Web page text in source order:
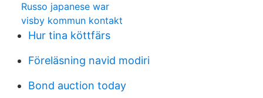
Russo japanese war
visby kommun kontakt
Hur tina köttfärs
Föreläsning navid modiri
Bond auction today